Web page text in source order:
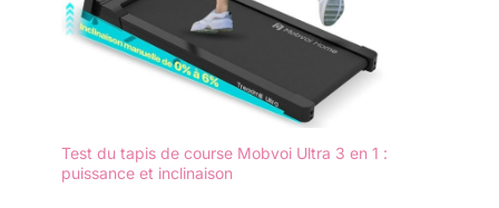
Test du tapis de course Mobvoi Ultra 3 en 1 :
puissance et inclinaison